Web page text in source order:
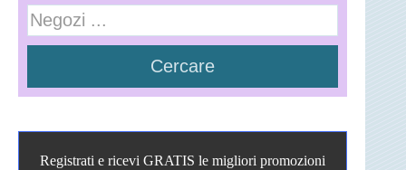
Registrati e ricevi GRATIS le migliori promozioni